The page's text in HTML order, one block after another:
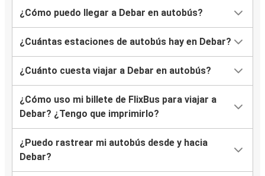
¿Cómo puedo llegar a Debar en autobús?
¿Cuántas estaciones de autobús hay en Debar?
¿Cuánto cuesta viajar a Debar en autobús?
¿Cómo uso mi billete de FlixBus para viajar a
Debar? ¿Tengo que imprimirlo?
¿Puedo rastrear mi autobús desde y hacia
Debar?